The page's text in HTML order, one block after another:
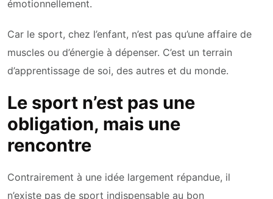
émotionnellement.
Car le sport, chez l’enfant, n’est pas qu’une affaire de
muscles ou d’énergie à dépenser. C’est un terrain
d’apprentissage de soi, des autres et du monde.
Le sport n’est pas une
obligation, mais une
rencontre
Contrairement à une idée largement répandue, il
n’existe pas de sport indispensable au bon